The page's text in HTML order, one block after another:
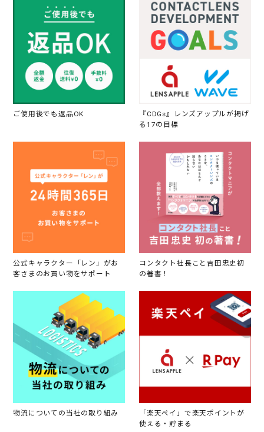
ご使用後でも返品OK
『CDGs』レンズアップルが掲げ
る17の目標
公式キャラクター「レン」がお
客さまのお買い物をサポート
コンタクト社長こと吉田忠史初
の著書！
物流についての当社の取り組み
「楽天ペイ」で楽天ポイントが
使える・貯まる